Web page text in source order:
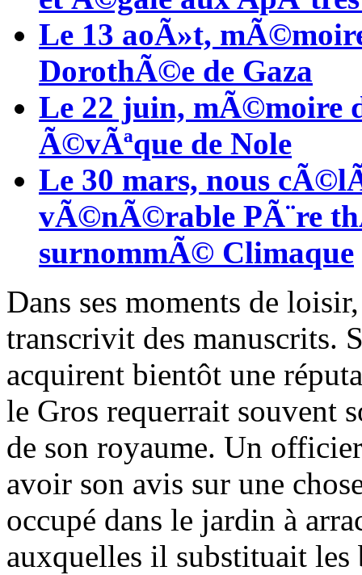
Le 13 aoÃ»t,
DorothÃ©e de Gaza
Le 22 juin, mÃ©moire
Ã©vÃªque de Nole
Le 30 mars, nous
vÃ©nÃ©rable PÃ¨re
surnommÃ© Climaque
Dans ses moments de
transcrivit des manuscrits.
acquirent bientôt une
le Gros requerrait souvent
de son royaume. Un
avoir son avis sur une
occupé dans le jardin à
auxquelles il substituait les